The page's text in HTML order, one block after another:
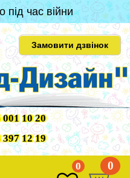
час війни
Замовити дзвінок
10 20
12 19
0 0